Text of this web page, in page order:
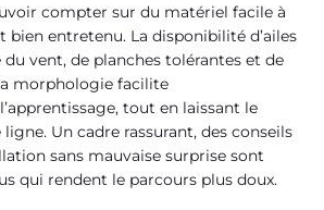
compter sur du matériel facile à
bien entretenu. La disponibilité d’ailes
du vent, de planches tolérantes et de
morphologie facilite
tout en laissant le
Un cadre rassurant, des conseils
sans mauvaise surprise sont
qui rendent le parcours plus doux.